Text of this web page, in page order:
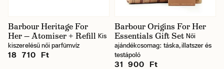
Barbour Heritage For
Her — Atomiser + Refill Kis
kiszerelésű női parfümvíz
18 710 Ft
Barbour Origins For Her
Essentials Gift Set Női
ajándékcsomag: táska, illatszer és
testápoló
31 900 Ft